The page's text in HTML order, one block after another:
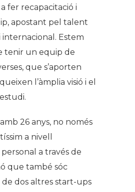
fer recapacitació i
apostant pel talent
internacional. Estem
tenir un equip de
que s’aporten
l’àmplia visió i el
26 anys, no només
a nivell
a través de
que també sóc
dos altres start-ups